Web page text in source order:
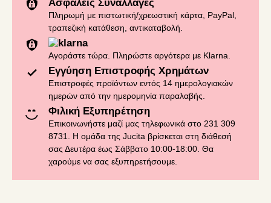
Ασφαλείς Συναλλαγές
Πληρωμή με πιστωτική/χρεωστική κάρτα, PayPal,
τραπεζική κατάθεση, αντικαταβολή.
Αγοράστε τώρα. Πληρώστε αργότερα με Klarna.
Εγγύηση Επιστροφής Χρημάτων
Επιστροφές προϊόντων εντός 14 ημερολογιακών
ημερών από την ημερομηνία παραλαβής.
Φιλική Εξυπηρέτηση
Επικοινωνήστε μαζί μας τηλεφωνικά στο 231 309
8731. Η ομάδα της Jucita βρίσκεται στη διάθεσή
σας Δευτέρα έως Σάββατο 10:00-18:00. Θα
χαρούμε να σας εξυπηρετήσουμε.